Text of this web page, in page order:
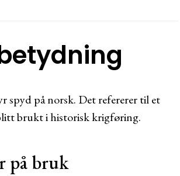
spyd på norsk. Det refererer til et
brukt i historisk krigføring.
på bruk